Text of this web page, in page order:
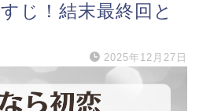
じ！結末最終回と
2025年12月27日